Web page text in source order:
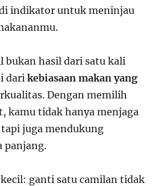
indikator untuk meninjau
bukan hasil dari satu kali
darikebiasaan makan yang
Dengan memilih
kamu tidak hanya menjaga
juga mendukung
panjang.
ganti satu camilan tidak